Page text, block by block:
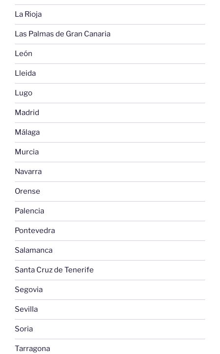
La Rioja
Las Palmas de Gran Canaria
León
Lleida
Lugo
Madrid
Málaga
Murcia
Navarra
Orense
Palencia
Pontevedra
Salamanca
Santa Cruz de Tenerife
Segovia
Sevilla
Soria
Tarragona